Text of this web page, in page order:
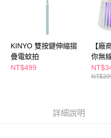
３．未成年的使用者請事先徵得法
「AFTEE先享後付」，若未經同意
４．使用「AFTEE先享後付」時，
時審查核予不同之上限額度；若仍
請求用戶進行身份認證。
恩沛科技股份有限公司將有權停止
每筆NT$100，滿NT$790(含以
付款後寶雅門市自取(由倉庫統
每筆NT$80，滿NT$290(含以上
KINYO 雙按鍵伸縮摺
疊電蚊拍
NT$499
【廠
你無
色任
詳細說明